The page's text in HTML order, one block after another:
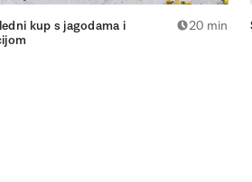
kup s jagodama i
20 min